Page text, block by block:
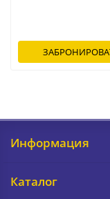
Информация
Каталог